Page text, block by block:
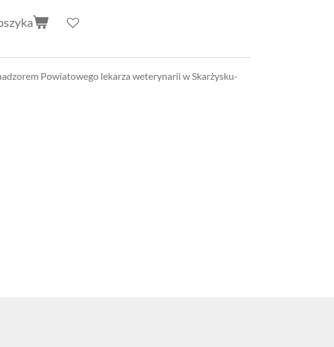
Powiatowego lekarza weterynarii w Skarżysku-